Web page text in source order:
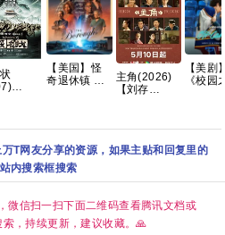
【美国】怪
奇退休镇 第
区 / 退休镇 /
自治镇 夸克
主角(2026)
【刘存
幕/夸克/百度
【单集1～
【美剧
《校园
外》【
字幕】
克】
万T网友分享的资源，如果主贴和回复里的
内搜索框搜索
微信扫一扫下面二维码查看腾讯文档或
索，持续更新，建议收藏。🙏